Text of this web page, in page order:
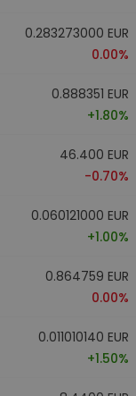
0.283273000 EUR
0.00%
0.888351 EUR
+1.80%
46.400 EUR
-0.70%
0.060121000 EUR
+1.00%
0.864759 EUR
0.00%
0.011010140 EUR
+1.50%